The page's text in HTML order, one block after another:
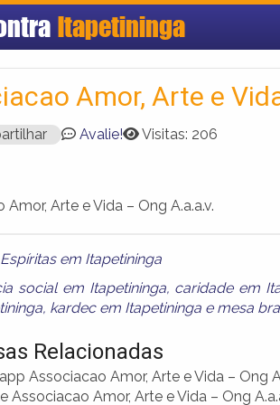
Itapetininga
Amor, Arte e
Avalie! Visitas: 206
Amor, Arte e Vida – Ong A.a.a.v.
em Itapetininga
social em Itapetininga, caridade em
, kardec em Itapetininga e mesa
Relacionadas
Associacao Amor, Arte e Vida – Ong
Associacao Amor, Arte e Vida – Ong